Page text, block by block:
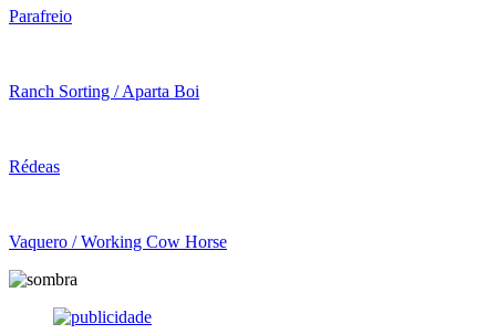
Parafreio
Ranch Sorting / Aparta Boi
Rédeas
Vaquero / Working Cow Horse